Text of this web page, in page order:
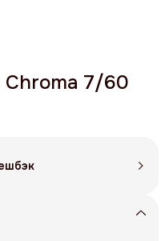
›
Chroma 7/60